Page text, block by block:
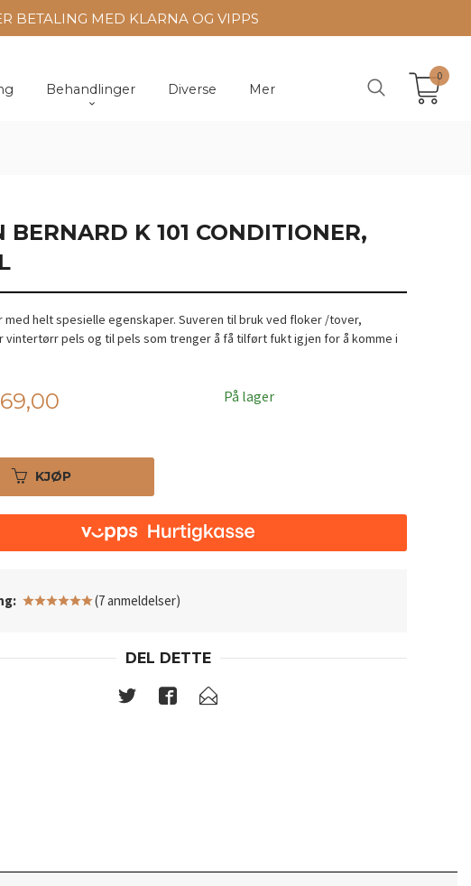
BETALING MED KLARNA OG VIPPS
Behandlinger Diverse Mer
0
BERNARD K 101 CONDITIONER,
med helt spesielle egenskaper. Suveren til bruk ved floker /tover,
vintertørr pels og til pels som trenger å få tilført fukt igjen for å komme i
På lager
KJØP
(7 anmeldelser)
DEL DETTE